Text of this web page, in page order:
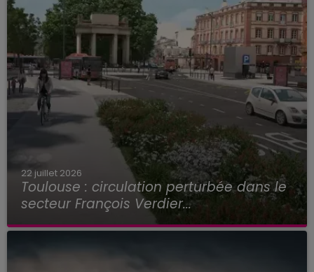
22 juillet 2026
Toulouse : circulation perturbée dans le
secteur François Verdier...